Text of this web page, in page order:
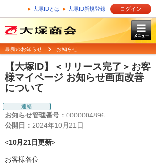
大塚IDとは 大塚ID新規登録 ログイン
最新のお知らせ お知らせ
【大塚ID】＜リリース完了＞お客
様マイページ お知らせ画面改善
について
連絡
お知らせ管理番号： 0000004896
公開日： 2024年10月21日
<10月21日更新>
お客様各位